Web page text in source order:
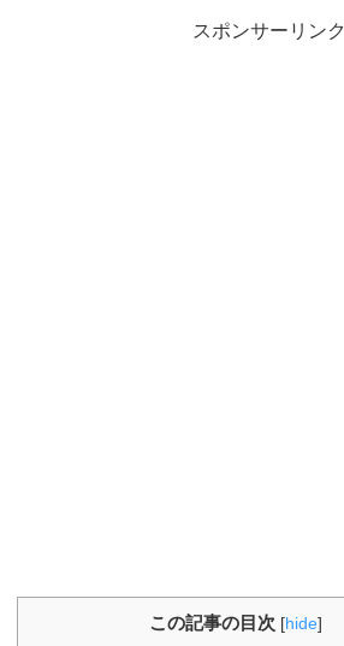
スポンサーリンク
この記事の目次 [hide]